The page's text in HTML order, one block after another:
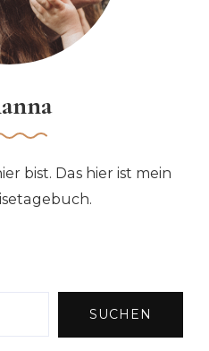
bist. Das hier ist mein
SUCHEN